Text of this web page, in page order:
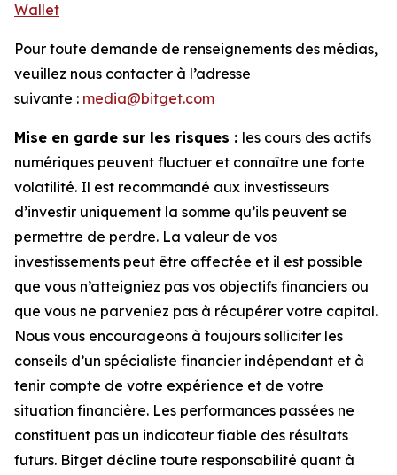
Wallet
Pour toute demande de renseignements des médias,
veuillez nous contacter à l’adresse
suivante : media@bitget.com
Mise en garde sur les risques : les cours des actifs
numériques peuvent fluctuer et connaître une forte
volatilité. Il est recommandé aux investisseurs
d’investir uniquement la somme qu’ils peuvent se
permettre de perdre. La valeur de vos
investissements peut être affectée et il est possible
que vous n’atteigniez pas vos objectifs financiers ou
que vous ne parveniez pas à récupérer votre capital.
Nous vous encourageons à toujours solliciter les
conseils d’un spécialiste financier indépendant et à
tenir compte de votre expérience et de votre
situation financière. Les performances passées ne
constituent pas un indicateur fiable des résultats
futurs. Bitget décline toute responsabilité quant à